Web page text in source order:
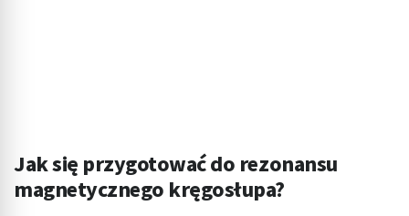
Jak się przygotować do rezonansu
magnetycznego kręgosłupa?